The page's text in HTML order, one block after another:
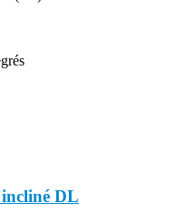
incliné DL